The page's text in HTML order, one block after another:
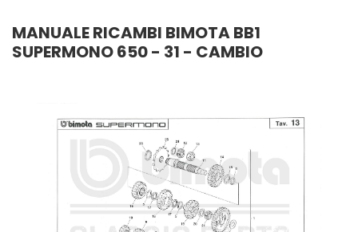
MANUALE RICAMBI BIMOTA BB1
SUPERMONO 650 - 31 - CAMBIO